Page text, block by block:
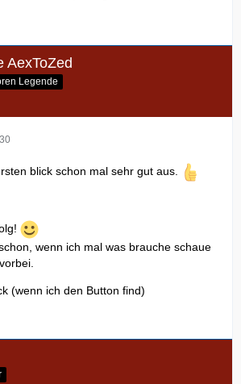
AexToZed
Legende
blick schon mal sehr gut aus.
wenn ich mal was brauche schaue
(wenn ich den Button find)